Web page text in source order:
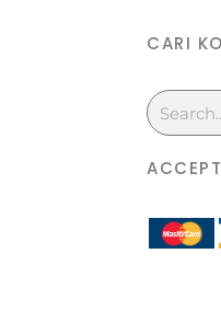
CARI
Search